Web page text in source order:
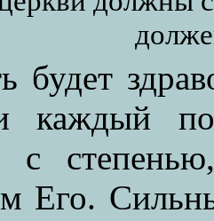
будет
каждый
с
Его.